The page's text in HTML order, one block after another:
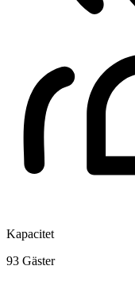
Kapacitet
93 Gäster